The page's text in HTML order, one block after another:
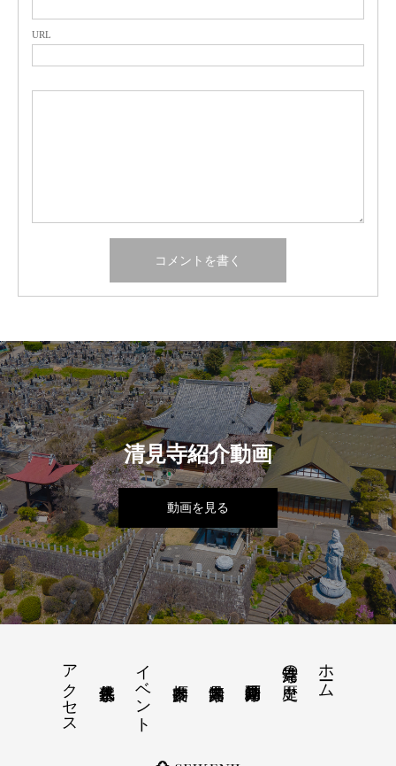
URL
清見寺紹介動画
動画を見る
ホーム
清見寺の歴史
イベント
アクセス